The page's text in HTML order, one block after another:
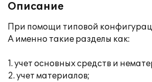
Описание
При помощи типовой
А именно такие разделы как:
1. учет основных средств и
2. учет материалов;